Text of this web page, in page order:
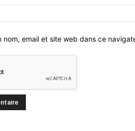
nom, email et site web dans ce